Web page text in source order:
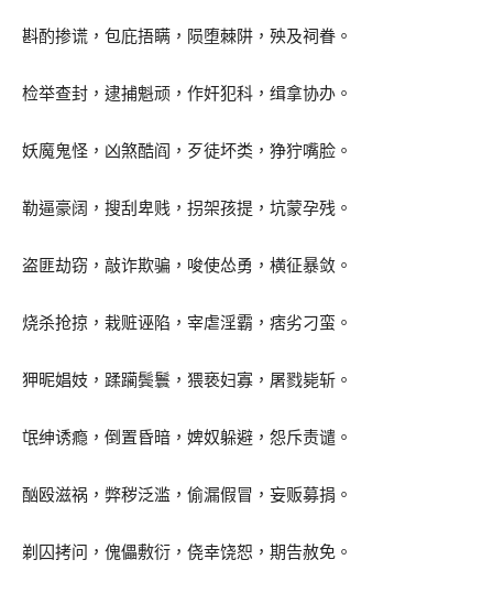
斟酌掺谎，包庇捂瞒，陨堕棘阱，殃及祠眷。
检举查封，逮捕魁顽，作奸犯科，缉拿协办。
妖魔鬼怪，凶煞酷阎，歹徒坏类，狰狞嘴脸。
勒逼豪阔，搜刮卑贱，拐架孩提，坑蒙孕残。
盗匪劫窃，敲诈欺骗，唆使怂勇，横征暴敛。
烧杀抢掠，栽赃诬陷，宰虐淫霸，痞劣刁蛮。
狎昵娼妓，蹂躏鬓鬟，猥亵妇寡，屠戮毙斩。
氓绅诱瘾，倒置昏暗，婢奴躲避，怨斥责谴。
酗殴滋祸，弊秽泛滥，偷漏假冒，妄贩募捐。
剃囚拷问，傀儡敷衍，侥幸饶恕，期告赦免。